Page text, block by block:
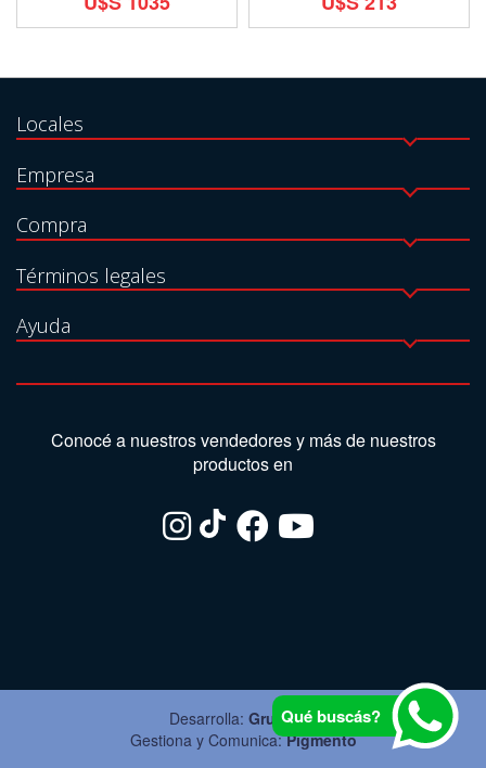
Locales
Empresa
Compra
Términos legales
Ayuda
Conocé a nuestros vendedores y más de nuestros
productos en
Qué buscás?
Desarrolla: Grupo Ite
Gestiona y Comunica:Pigmento